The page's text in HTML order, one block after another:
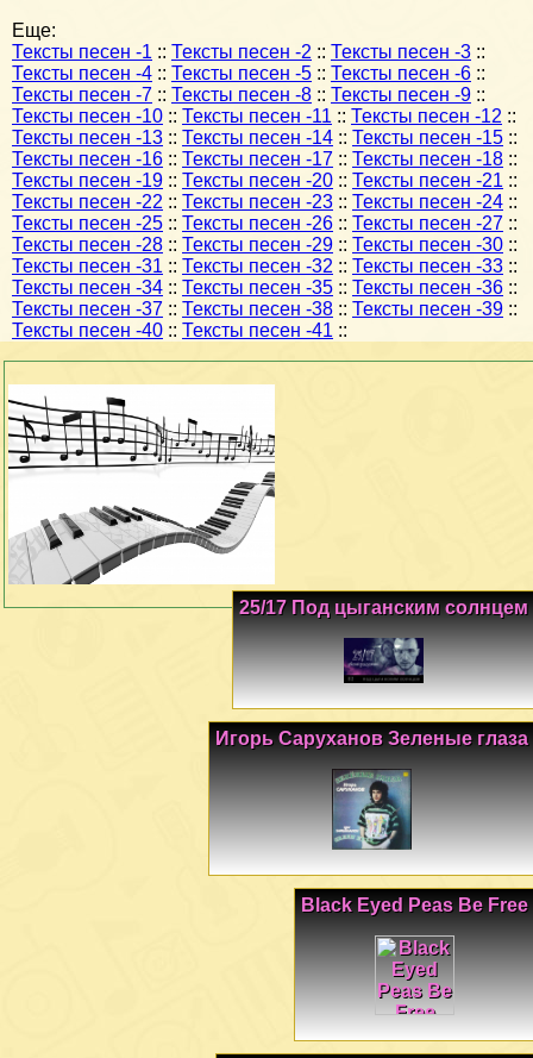
Еще:
Тексты песен -1 :: Тексты песен -2 :: Тексты песен -3 ::
Тексты песен -4 :: Тексты песен -5 :: Тексты песен -6 ::
Тексты песен -7 :: Тексты песен -8 :: Тексты песен -9 ::
Тексты песен -10 :: Тексты песен -11 :: Тексты песен -12 ::
Тексты песен -13 :: Тексты песен -14 :: Тексты песен -15 ::
Тексты песен -16 :: Тексты песен -17 :: Тексты песен -18 ::
Тексты песен -19 :: Тексты песен -20 :: Тексты песен -21 ::
Тексты песен -22 :: Тексты песен -23 :: Тексты песен -24 ::
Тексты песен -25 :: Тексты песен -26 :: Тексты песен -27 ::
Тексты песен -28 :: Тексты песен -29 :: Тексты песен -30 ::
Тексты песен -31 :: Тексты песен -32 :: Тексты песен -33 ::
Тексты песен -34 :: Тексты песен -35 :: Тексты песен -36 ::
Тексты песен -37 :: Тексты песен -38 :: Тексты песен -39 ::
Тексты песен -40 :: Тексты песен -41 ::
25/17 Под цыганским солнцем
Игорь Саруханов Зеленые глаза
Black Eyed Peas Be Free